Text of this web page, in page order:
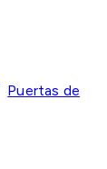
Puertas de